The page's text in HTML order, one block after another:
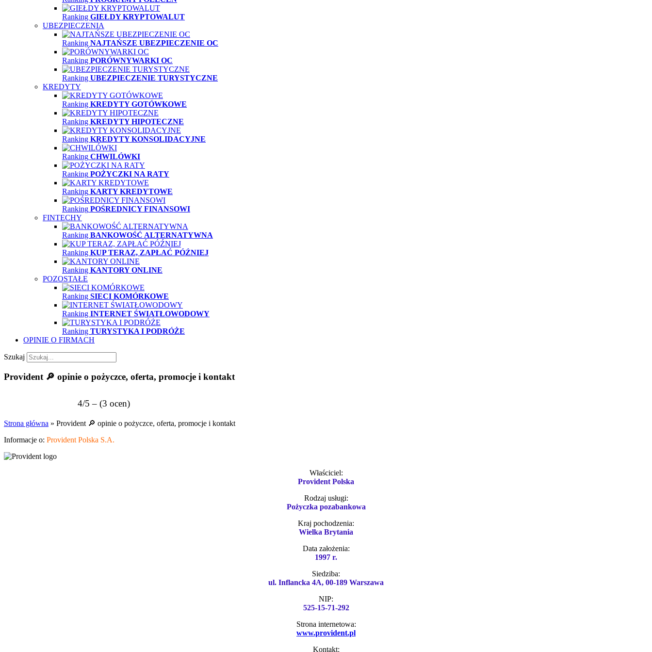
Ranking GIEŁDY KRYPTOWALUT
UBEZPIECZENIA
Ranking NAJTAŃSZE UBEZPIECZENIE OC
Ranking PORÓWNYWARKI OC
Ranking UBEZPIECZENIE TURYSTYCZNE
KREDYTY
Ranking KREDYTY GOTÓWKOWE
Ranking KREDYTY HIPOTECZNE
Ranking KREDYTY KONSOLIDACYJNE
Ranking CHWILÓWKI
Ranking POŻYCZKI NA RATY
Ranking KARTY KREDYTOWE
Ranking POŚREDNICY FINANSOWI
FINTECHY
Ranking BANKOWOŚĆ ALTERNATYWNA
Ranking KUP TERAZ, ZAPŁAĆ PÓŹNIEJ
Ranking KANTORY ONLINE
POZOSTAŁE
Ranking SIECI KOMÓRKOWE
Ranking INTERNET ŚWIATŁOWODOWY
Ranking TURYSTYKA I PODRÓŻE
OPINIE O FIRMACH
Szukaj
Provident 🔎 opinie o pożyczce, oferta, promocje i kontakt
4/5 – (3 ocen)
Strona główna » Provident 🔎 opinie o pożyczce, oferta, promocje i kontakt
Informacje o: Provident Polska S.A.
Właściciel:
Provident Polska
Rodzaj usługi:
Pożyczka pozabankowa
Kraj pochodzenia:
Wielka Brytania
Data założenia:
1997 r.
Siedziba:
ul. Inflancka 4A, 00-189 Warszawa
NIP:
525-15-71-292
Strona internetowa:
www.provident.pl
Kontakt: